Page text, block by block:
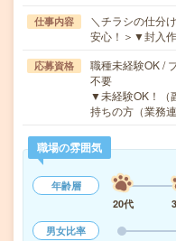
仕事内容
＼チラシの仕分
安心！＞▼封入
応募資格
職種未経験OK /
不要
▼未経験OK！
持ちの方（業務
職場の雰囲気
年齢層
20代
男女比率